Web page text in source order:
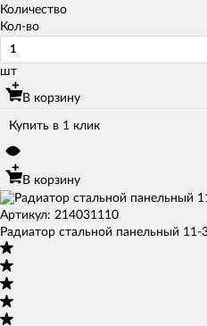
Количество
Кол-во
шт
В корзину
Купить в 1 клик
В корзину
Артикул: 214031110
Радиатор стальной панельный